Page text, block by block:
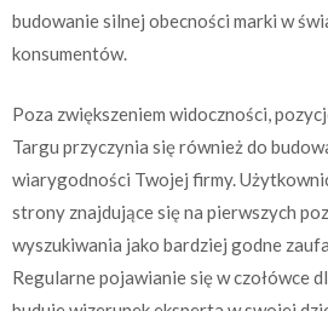
budowanie silnej obecności marki w
konsumentów.
Poza zwiększeniem widoczności,
Targu przyczynia się również do
wiarygodności Twojej firmy.
strony znajdujące się na pierwszych
wyszukiwania jako bardziej godne
Regularne pojawianie się w czołówce